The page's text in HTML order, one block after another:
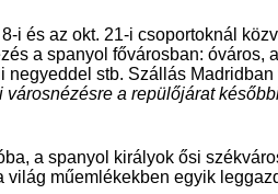
i és az okt. 21-i csoportoknál
a spanyol fővárosban: óváros,
stb. Szállás Madridban
a repülőjárat
a spanyol királyok ősi
műemlékekben egyik